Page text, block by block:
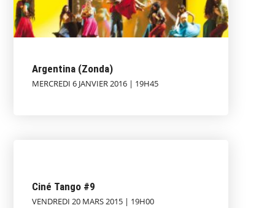
Argentina (Zonda)
MERCREDI 6 JANVIER 2016 | 19H45
Ciné Tango #9
VENDREDI 20 MARS 2015 | 19H00